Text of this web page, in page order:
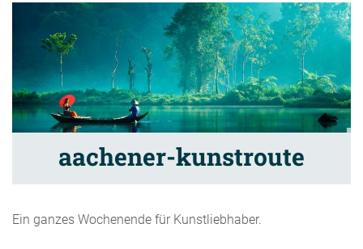
aachener-kunstroute
Ein ganzes Wochenende für Kunstliebhaber.